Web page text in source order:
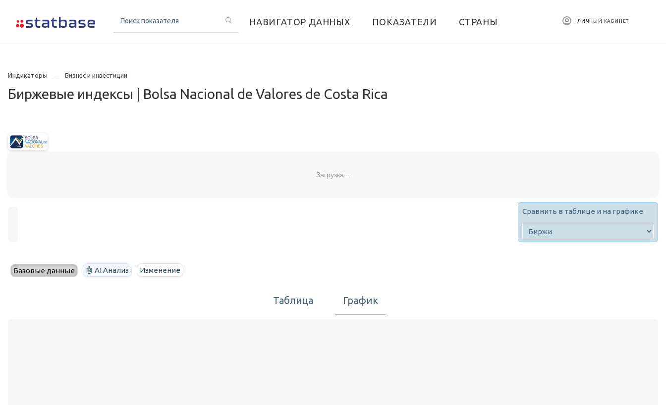
НАВИГАТОР ДАННЫХ ПОКАЗАТЕЛИ СТРАНЫ ЛИЧНЫЙ КАБИНЕТ
Индикаторы Бизнес и инвестиции
Биржевые индексы | Bolsa Nacional de Valores de Costa Rica
Загрузка...
Сравнить в таблице и на графике
Базовые данные 🤖 AI Анализ Изменение
Таблица График